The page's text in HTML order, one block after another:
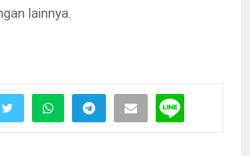
lainnya.